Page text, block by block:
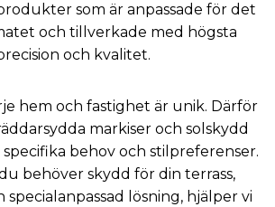
som är anpassade för det
och tillverkade med högsta
och kvalitet.
hem och fastighet är unik. Därför
markiser och solskydd
behov och stilpreferenser.
behöver skydd för din terrass,
lösning, hjälper vi